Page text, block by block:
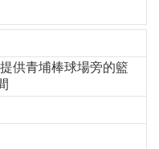
供青埔棒球場旁的籃